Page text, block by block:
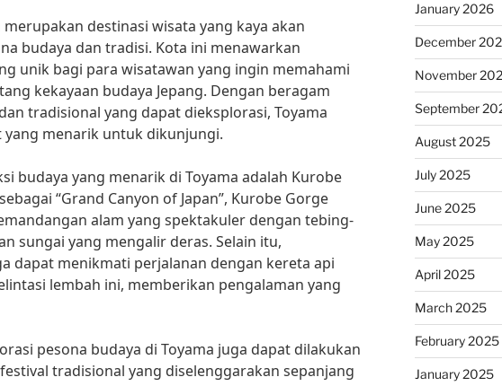
merupakan destinasi wisata yang kaya akan
budaya dan tradisi. Kota ini menawarkan
unik bagi para wisatawan yang ingin memahami
kekayaan budaya Jepang. Dengan beragam
tradisional yang dapat dieksplorasi, Toyama
yang menarik untuk dikunjungi.
budaya yang menarik di Toyama adalah Kurobe
“Grand Canyon of Japan”, Kurobe Gorge
alam yang spektakuler dengan tebing-
sungai yang mengalir deras. Selain itu,
dapat menikmati perjalanan dengan kereta api
lembah ini, memberikan pengalaman yang
pesona budaya di Toyama juga dapat dilakukan
tradisional yang diselenggarakan sepanjang
January 2026
December
November
September
August 2025
July 2025
June 2025
May 2025
April 2025
March 2025
February 2025
January 2025